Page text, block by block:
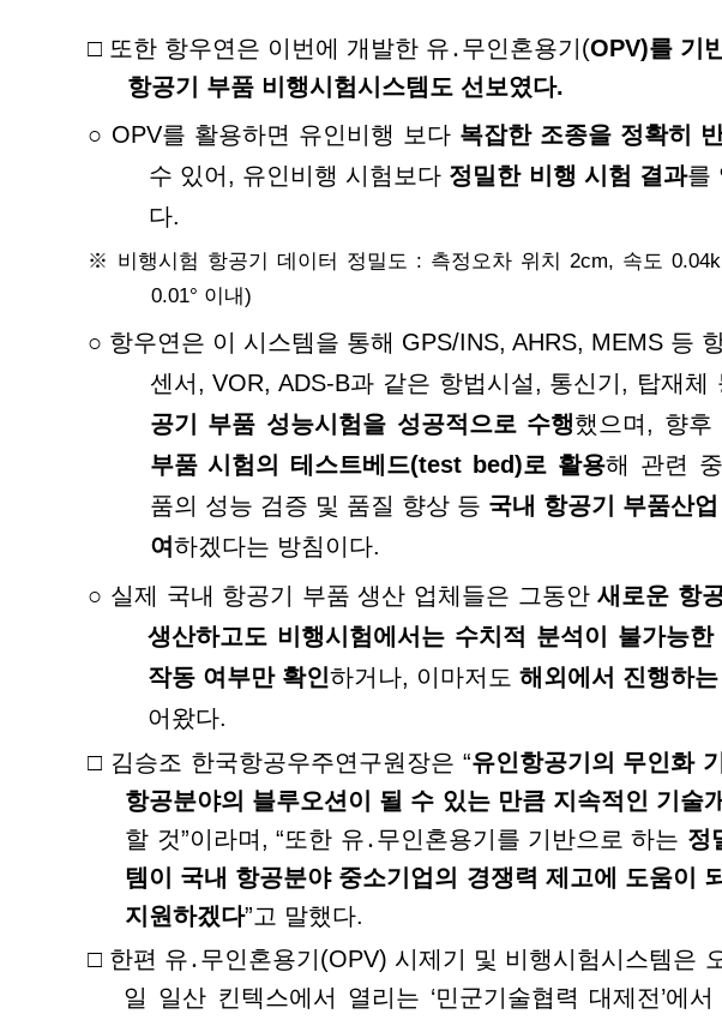
□ 또한 항우연은 이번에 개발한 유․무인혼용기(OPV)를 기
항공기 부품 비행시험시스템도 선보였다.
○ OPV를 활용하면 유인비행 보다 복잡한 조종을 정확히
수 있어, 유인비행 시험보다 정밀한 비행 시험 결과를
다.
※ 비행시험 항공기 데이터 정밀도 : 측정오차 위치 2cm, 속도 0.04
0.01° 이내)
○ 항우연은 이 시스템을 통해 GPS/INS, AHRS, MEMS 등
센서,VOR, ADS-B과 같은 항법시설, 통신기, 탑재체
공기 부품 성능시험을 성공적으로 수행했으 며, 향후
부품 시험의 테스트베드(test bed)로 활용해 관련
품의 성능 검증 및 품질 향상 등 국내 항공기 부품산업
여하겠다는 방침이다.
○ 실제 국내 항공기 부품 생산 업체들은 그동안새로운 항
생산하고도 비행시험에서는 수치적 분석이 불가능한
작동 여부만 확인하거나, 이마저도해외에서 진행하
어왔다.
□ 김승조 한국항공우주연구원장은 “유인항공기의 무인화
항공분야의 블루오션이 될 수 있는 만큼 지속적인 기술
할 것”이라며,“또한 유․무인혼용기를 기반으로하는 정
템이 국내 항공분야 중소기업의 경쟁력 제 고에 도움이
지원하겠다”고 말했다.
□ 한편 유․무인혼용기(OPV) 시제기 및 비행시험시스템은
일 일산 킨텍스에서 열리는 ‘민군기술협력 대제전’에서